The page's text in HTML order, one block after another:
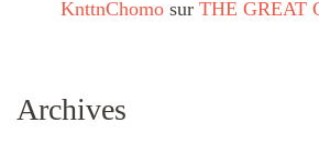
KnttnChomo sur THE GREAT
Archives